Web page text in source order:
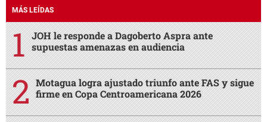
MÁS LEÍDAS
JOH le responde a Dagoberto Aspra ante
supuestas amenazas en audiencia
Motagua logra ajustado triunfo ante FAS y sigue
firme en Copa Centroamericana 2026